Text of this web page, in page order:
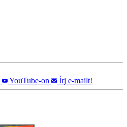
YouTube-on Írj e-mailt!